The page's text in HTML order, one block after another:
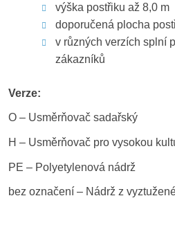
výška postřiku až 8,0 m
doporučená plocha
v různých verzích splní
zákazníků
Verze:
O – Usměrňovač sadařský
H – Usměrňovač pro vysokou
PE – Polyetylenová nádrž
bez označení – Nádrž z